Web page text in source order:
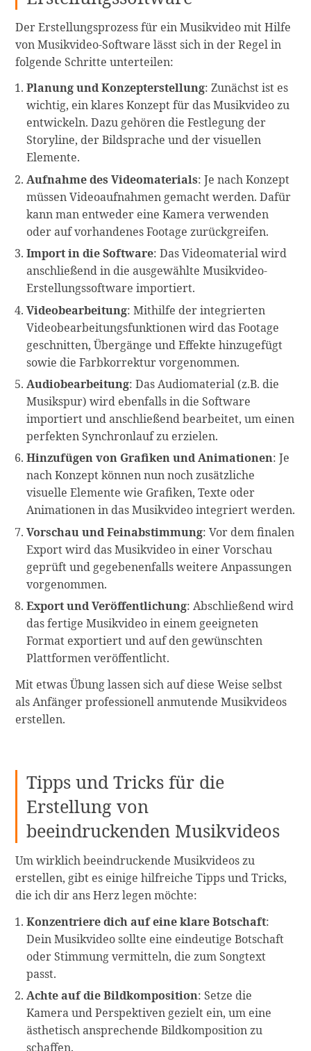
Der Erstellungsprozess für ein Musikvideo mit Hilfe
von Musikvideo-Software lässt sich in der Regel in
folgende Schritte unterteilen:
Planung und Konzepterstellung: Zunächst ist es
wichtig, ein klares Konzept für das Musikvideo zu
entwickeln. Dazu gehören die Festlegung der
Storyline, der Bildsprache und der visuellen
Elemente.
Aufnahme des Videomaterials: Je nach Konzept
müssen Videoaufnahmen gemacht werden. Dafür
kann man entweder eine Kamera verwenden
oder auf vorhandenes Footage zurückgreifen.
Import in die Software: Das Videomaterial wird
anschließend in die ausgewählte Musikvideo-
Erstellungssoftware importiert.
Videobearbeitung: Mithilfe der integrierten
Videobearbeitungsfunktionen wird das Footage
geschnitten, Übergänge und Effekte hinzugefügt
sowie die Farbkorrektur vorgenommen.
Audiobearbeitung: Das Audiomaterial (z.B. die
Musikspur) wird ebenfalls in die Software
importiert und anschließend bearbeitet, um einen
perfekten Synchronlauf zu erzielen.
Hinzufügen von Grafiken und Animationen: Je
nach Konzept können nun noch zusätzliche
visuelle Elemente wie Grafiken, Texte oder
Animationen in das Musikvideo integriert werden.
Vorschau und Feinabstimmung: Vor dem finalen
Export wird das Musikvideo in einer Vorschau
geprüft und gegebenenfalls weitere Anpassungen
vorgenommen.
Export und Veröffentlichung: Abschließend wird
das fertige Musikvideo in einem geeigneten
Format exportiert und auf den gewünschten
Plattformen veröffentlicht.
Mit etwas Übung lassen sich auf diese Weise selbst
als Anfänger professionell anmutende Musikvideos
erstellen.
Tipps und Tricks für die
Erstellung von
beeindruckenden Musikvideos
Um wirklich beeindruckende Musikvideos zu
erstellen, gibt es einige hilfreiche Tipps und Tricks,
die ich dir ans Herz legen möchte:
Konzentriere dich auf eine klare Botschaft:
Dein Musikvideo sollte eine eindeutige Botschaft
oder Stimmung vermitteln, die zum Songtext
passt.
Achte auf die Bildkomposition: Setze die
Kamera und Perspektiven gezielt ein, um eine
ästhetisch ansprechende Bildkomposition zu
schaffen.